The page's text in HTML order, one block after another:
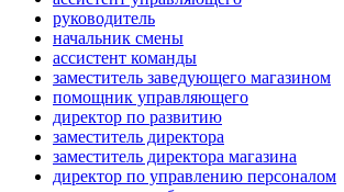
руководитель
начальник смены
ассистент команды
заместитель заведующего магазином
помощник управляющего
директор по развитию
заместитель директора
заместитель директора магазина
директор по управлению персоналом